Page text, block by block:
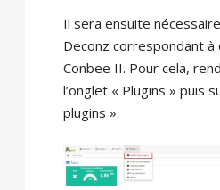
Il sera ensuite
Deconz correspondant à
Conbee II. Pour cela,
l’onglet « Plugins » puis
plugins ».